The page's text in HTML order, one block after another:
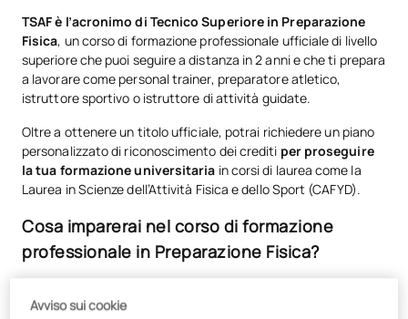
TSAF è l’acronimo di Tecnico Superiore in Preparazione
Fisica, un corso di formazione professionale ufficiale di livello
superiore che puoi seguire a distanza in 2 anni e che ti prepara
a lavorare come personal trainer, preparatore atletico,
istruttore sportivo o istruttore di attività guidate.
Oltre a ottenere un titolo ufficiale, potrai richiedere un piano
personalizzato di riconoscimento dei crediti per proseguire
la tua formazione universitaria in corsi di laurea come la
Laurea in Scienze dell’Attività Fisica e dello Sport (CAFYD).
Cosa imparerai nel corso di formazione
professionale in Preparazione Fisica?
e preparazione fisica
Avviso sui cookie